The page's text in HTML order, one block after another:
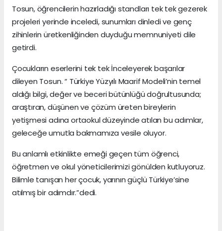
Tosun, öğrencilerin hazırladığı standları tek tek gezerek
projeleri yerinde inceledi, sunumları dinledi ve genç
zihinlerin üretkenliğinden duyduğu memnuniyeti dile
getirdi.
Çocukların eserlerini tek tek İnceleyerek başarılar
dileyen Tosun. “ Türkiye Yüzyılı Maarif Modeli’nin temel
aldığı bilgi, değer ve beceri bütünlüğü doğrultusunda;
araştıran, düşünen ve çözüm üreten bireylerin
yetişmesi adına ortaokul düzeyinde atılan bu adımlar,
geleceğe umutla bakmamıza vesile oluyor.
Bu anlamlı etkinlikte emeği geçen tüm öğrenci,
öğretmen ve okul yöneticilerimizi gönülden kutluyoruz.
Bilimle tanışan her çocuk, yarının güçlü Türkiye’sine
atılmış bir adımdır.”dedi.